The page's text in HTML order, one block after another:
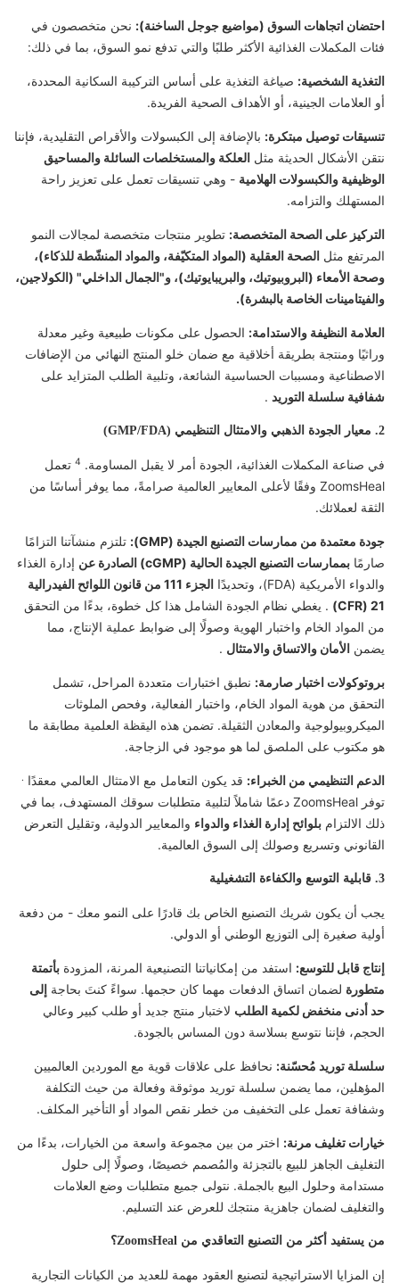
احتضان اتجاهات السوق (مواضيع جوجل الساخنة): نحن متخصصون في
فئات المكملات الغذائية الأكثر طلبًا والتي تدفع نمو السوق، بما في ذلك:
التغذية الشخصية: صياغة التغذية على أساس التركيبة السكانية المحددة،
أو العلامات الجينية، أو الأهداف الصحية الفريدة.
تنسيقات توصيل مبتكرة: بالإضافة إلى الكبسولات والأقراص التقليدية، فإننا
نتقن الأشكال الحديثة مثل العلكة والمستخلصات السائلة والمساحيق
الوظيفية والكبسولات الهلامية - وهي تنسيقات تعمل على تعزيز راحة
المستهلك والتزامه.
التركيز على الصحة المتخصصة: تطوير منتجات متخصصة لمجالات النمو
المرتفع مثل الصحة العقلية (المواد المتكيّفة، والمواد المنشّطة للذكاء)،
وصحة الأمعاء (البروبيوتيك، والبريبايوتيك)، و"الجمال الداخلي" (الكولاجين،
والفيتامينات الخاصة بالبشرة).
العلامة النظيفة والاستدامة: الحصول على مكونات طبيعية وغير معدلة
وراثيًا ومنتجة بطريقة أخلاقية مع ضمان خلو المنتج النهائي من الإضافات
الاصطناعية ومسببات الحساسية الشائعة، وتلبية الطلب المتزايد على
شفافية سلسلة التوريد .
2. معيار الجودة الذهبي والامتثال التنظيمي (GMP/FDA)
في صناعة المكملات الغذائية، الجودة أمر لا يقبل المساومة. 4 تعمل
ZoomsHeal وفقًا لأعلى المعايير العالمية صرامةً، مما يوفر أساسًا من
الثقة لعملائك.
جودة معتمدة من ممارسات التصنيع الجيدة (GMP):
تلتزم منشآتنا التزامًا
صارمًا بممارسات التصنيع الجيدة الحالية (cGMP) الصادرة عن
إدارة الغذاء
والدواء الأمريكية (FDA)، وتحديدًا
الجزء 111 من قانون اللوائح الفيدرالية
21 (CFR)
. يغطي نظام الجودة الشامل هذا كل خطوة، بدءًا من التحقق
من المواد الخام واختبار الهوية وصولًا إلى ضوابط عملية الإنتاج، مما
يضمن الأمان والاتساق والامتثال .
بروتوكولات اختبار صارمة: نطبق اختبارات متعددة المراحل، تشمل
التحقق من هوية المواد الخام، واختبار الفعالية، وفحص الملوثات
الميكروبيولوجية والمعادن الثقيلة. تضمن هذه اليقظة العلمية مطابقة ما
هو مكتوب على الملصق لما هو موجود في الزجاجة.
الدعم التنظيمي من الخبراء: قد يكون التعامل مع الامتثال العالمي معقدًا .
توفر ZoomsHeal دعمًا شاملاً لتلبية متطلبات سوقك المستهدف، بما في
ذلك الالتزام بلوائح إدارة الغذاء والدواء والمعايير الدولية، وتقليل التعرض
القانوني وتسريع وصولك إلى السوق العالمية.
3. قابلية التوسع والكفاءة التشغيلية
يجب أن يكون شريك التصنيع الخاص بك قادرًا على النمو معك - من دفعة
أولية صغيرة إلى التوزيع الوطني أو الدولي.
إنتاج قابل للتوسع: استفد من إمكانياتنا التصنيعية المرنة، المزودة بأتمتة
متطورة لضمان اتساق الدفعات مهما كان حجمها. سواءً كنتَ بحاجة إلى
حد أدنى منخفض لكمية الطلب لاختبار منتج جديد أو طلب كبير وعالي
الحجم، فإننا نتوسع بسلاسة دون المساس بالجودة.
سلسلة توريد مُحسّنة: نحافظ على علاقات قوية مع الموردين العالميين
المؤهلين، مما يضمن سلسلة توريد موثوقة وفعالة من حيث التكلفة
وشفافة تعمل على التخفيف من خطر نقص المواد أو التأخير المكلف.
خيارات تغليف مرنة: اختر من بين مجموعة واسعة من الخيارات، بدءًا من
التغليف الجاهز للبيع بالتجزئة والمُصمم خصيصًا، وصولًا إلى حلول
مستدامة وحلول البيع بالجملة. نتولى جميع متطلبات وضع العلامات
والتغليف لضمان جاهزية منتجك للعرض عند التسليم.
من يستفيد أكثر من التصنيع التعاقدي من ZoomsHeal؟
إن المزايا الاستراتيجية لتصنيع العقود مهمة للعديد من الكيانات التجارية